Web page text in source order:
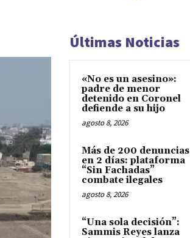
Últimas Noticias
«No es un asesino»:
padre de menor
detenido en Coronel
defiende a su hijo
agosto 8, 2026
Más de 200 denuncias
en 2 días: plataforma
“Sin Fachadas”
combate ilegales
agosto 8, 2026
“Una sola decisión”:
Sammis Reyes lanza